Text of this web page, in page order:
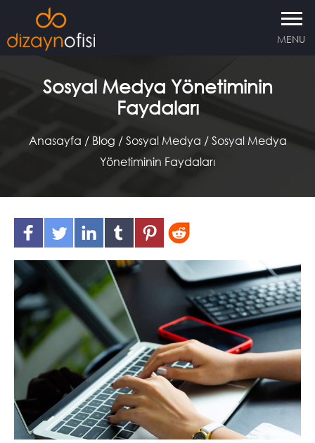
MENU
Sosyal Medya Yönetiminin
Faydaları
Anasayfa / Blog / Sosyal Medya /Sosyal Medya
Yönetiminin Faydaları